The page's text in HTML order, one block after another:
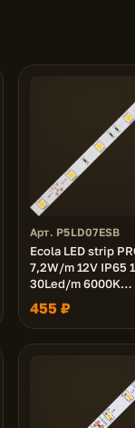
Арт. P5LD07ESB
Ecola LED strip
7,2W/m 12V IP65
30Led/m 6000K
18Lm/LED 540Lm/m
светодиодная
катушке 5м.
455 ₽